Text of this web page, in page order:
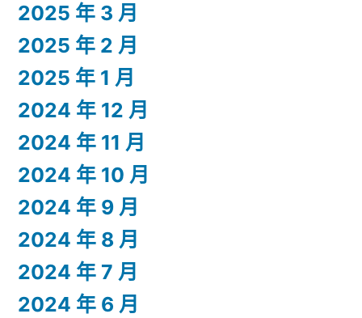
2025 年 3 月
2025 年 2 月
2025 年 1 月
2024 年 12 月
2024 年 11 月
2024 年 10 月
2024 年 9 月
2024 年 8 月
2024 年 7 月
2024 年 6 月